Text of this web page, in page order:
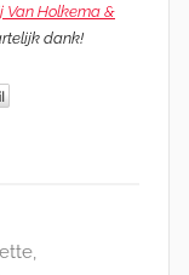
Van Holkema &
dank!
,